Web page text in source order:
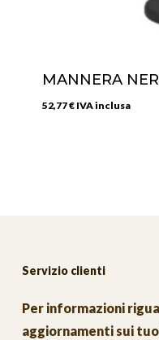
MANNERA
52,77€ IVA inclusa
Servizio clienti
Per informazioni
aggiornamenti sui